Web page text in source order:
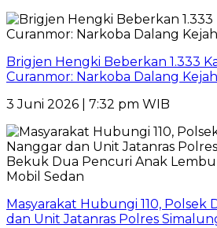
Brigjen Hengki Beberkan 1.333
Curanmor: Narkoba Dalang
3 Juni 2026 | 7:32 pm WIB
Masyarakat Hubungi 110,
dan Unit Jatanras Polres